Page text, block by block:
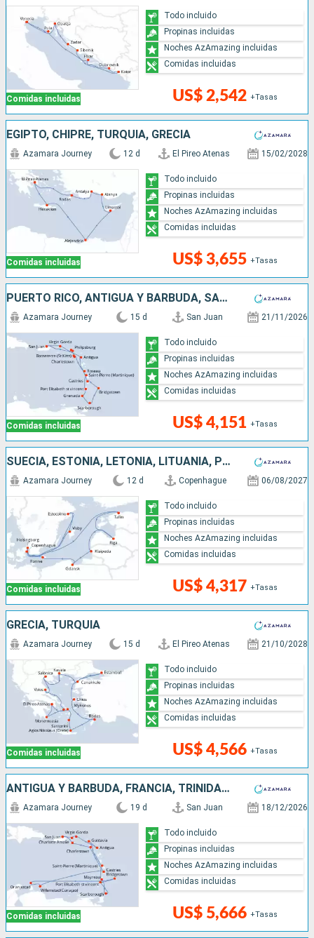
Comidas incluidas US$ 2,542 +Tasas
Todo incluido
Propinas incluidas
Noches AzAmazing incluidas
Comidas incluidas
EGIPTO, CHIPRE, TURQUÍA, GRECIA
Comidas incluidas
Azamara Journey 12 d El Pireo Atenas 15/02/2028
US$ 3,655 +Tasas
Todo incluido
Propinas incluidas
Noches AzAmazing incluidas
Comidas incluidas
PUERTO RICO, ANTIGUA Y BARBUDA, SAN VINCENT Y LAS GRANADINAS, GRENADA, TRINIDAD Y TOBAGO, BARBADOS, SANTA LUCIA, DOMINICA, SAN MARTÍN, FRANCIA
Comidas incluidas
Azamara Journey 15 d San Juan 21/11/2026
US$ 4,151 +Tasas
Todo incluido
Propinas incluidas
Noches AzAmazing incluidas
Comidas incluidas
SUECIA, ESTONIA, LETONIA, LITUANIA, POLONIA, DINAMARCA
Comidas incluidas
Azamara Journey 12 d Copenhague 06/08/2027
US$ 4,317 +Tasas
Todo incluido
Propinas incluidas
Noches AzAmazing incluidas
Comidas incluidas
GRECIA, TURQUÍA
Comidas incluidas
Azamara Journey 15 d El Pireo Atenas 21/10/2028
US$ 4,566 +Tasas
Todo incluido
Propinas incluidas
Noches AzAmazing incluidas
Comidas incluidas
ANTIGUA Y BARBUDA, FRANCIA, TRINIDAD Y TOBAGO, SAN VINCENT Y LAS GRANADINAS, BARBADOS, ARUBA, SANTA LUCIA, ESTADOS UNIDOS, PUERTO RICO
Comidas incluidas
Azamara Journey 19 d San Juan 18/12/2026
US$ 5,666 +Tasas
Todo incluido
Propinas incluidas
Noches AzAmazing incluidas
Comidas incluidas